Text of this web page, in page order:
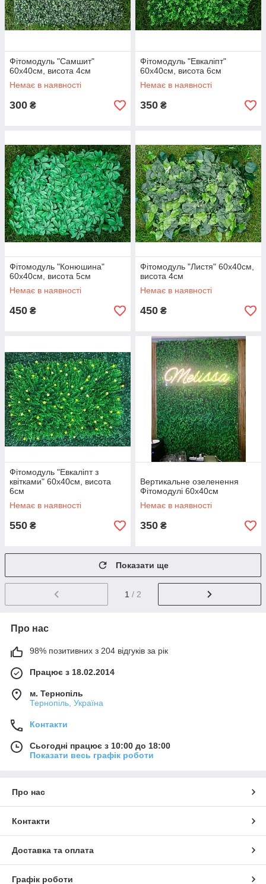
Фітомодуль "Самшит"
60x40см, висота 4см
Немає в наявності
300 ₴
Фітомодуль "Евкаліпт"
60x40см, висота 6см
Немає в наявності
350 ₴
Фітомодуль "Конюшина"
60x40см, висота 5см
Немає в наявності
450 ₴
Фітомодуль "Листя" 60x40см,
висота 4см
Немає в наявності
450 ₴
Фітомодуль "Евкаліпт з
квітками" 60x40см, висота
6см
Немає в наявності
550 ₴
Вертикальне озеленення
Фітомодулі 60x40см
Немає в наявності
350 ₴
Показати ще
1 / 2
Про нас
98% позитивних з 204 відгуків за рік
Працює з 18.02.2014
м. Тернопіль
Тернопіль, Україна
Контакти
Сьогодні працює з 10:00 до 18:00
Показати весь графік роботи
Про нас
Контакти
Доставка та оплата
Графік роботи